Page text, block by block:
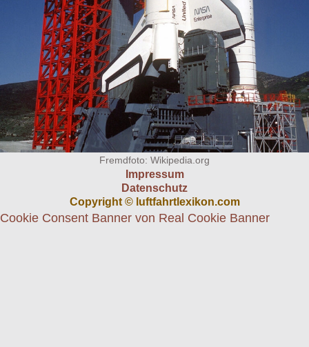
Fremdfoto: Wikipedia.org
Impressum
Datenschutz
Copyright © luftfahrtlexikon.com
Cookie Consent Banner von Real Cookie Banner